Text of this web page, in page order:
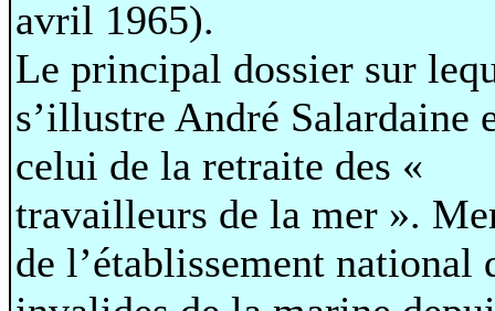
avril 1965).
Le principal dossier sur
s’illustre André Salardaine
celui de la retraite des «
travailleurs de la mer ».
de l’établissement national